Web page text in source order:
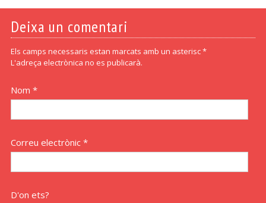
Deixa un comentari
Els camps necessaris estan marcats amb un asterisc *
L'adreça electrònica no es publicarà.
Nom *
Correu electrònic *
D'on ets?